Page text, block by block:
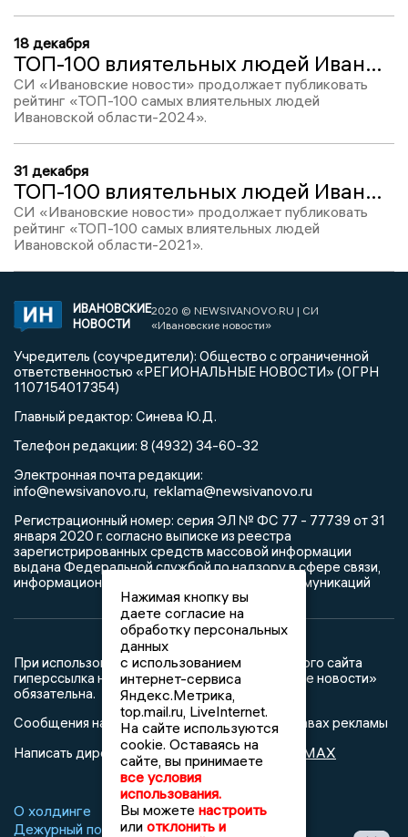
18 декабря
ТОП-100 влиятельных людей Ивановской области-2024: митрополит Иосиф, место № 43
СИ «Ивановские новости» продолжает публиковать
рейтинг «ТОП-100 самых влиятельных людей
Ивановской области-2024».
31 декабря
ТОП-100 влиятельных людей Ивановской области-2021: митрополит Иосиф, место № 46
СИ «Ивановские новости» продолжает публиковать
рейтинг «ТОП-100 самых влиятельных людей
Ивановской области-2021».
ИВАНОВСКИЕ
НОВОСТИ
2020 © NEWSIVANOVO.RU | СИ
«Ивановские новости»
Учредитель (соучредители): Общество с ограниченной
ответственностью «РЕГИОНАЛЬНЫЕ НОВОСТИ» (ОГРН
1107154017354)
Главный редактор: Синева Ю.Д.
Телефон редакции: 8 (4932) 34-60-32
Электронная почта редакции:
info@newsivanovo.ru, reklama@newsivanovo.ru
Регистрационный номер: серия ЭЛ № ФС 77 - 77739 от 31
января 2020 г. согласно выписке из реестра
зарегистрированных средств массовой информации
выдана Федеральной службой по надзору в сфере связи,
информационных технологий и массовых коммуникаций
При использовании любого материала с данного сайта
гиперссылка на Сетевое издание «Ивановские новости»
обязательна.
Сообщения на сером фоне размещены на правах рекламы
Написать директору в телеграм@mazov MAX
О холдинге Вакансии
Реклама
Дежурный по новостям
Нажимая кнопку вы
даете согласие на
обработку персональных
данных
с использованием
интернет-сервиса
Яндекс.Метрика,
top.mail.ru, LiveInternet.
На сайте используются
cookie. Оставаясь на
сайте, вы принимаете
все условия
использования.
Вы можете настроить
или отклонить и